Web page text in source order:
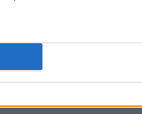
azufre.
desaparición del
consenso: la